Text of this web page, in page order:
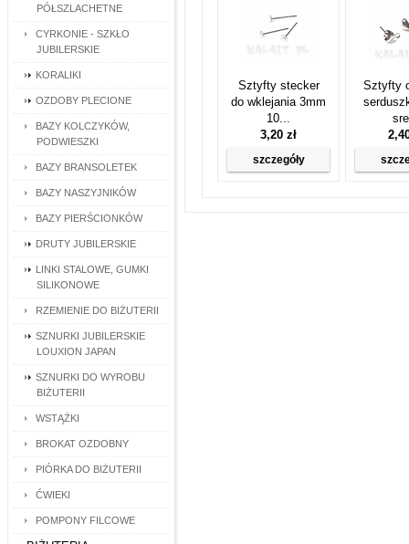
PÓŁSZLACHETNE
CYRKONIE - SZKŁO
JUBILERSKIE
KORALIKI
OZDOBY PLECIONE
BAZY KOLCZYKÓW,
PODWIESZKI
BAZY BRANSOLETEK
BAZY NASZYJNIKÓW
BAZY PIERŚCIONKÓW
DRUTY JUBILERSKIE
LINKI STALOWE, GUMKI
SILIKONOWE
RZEMIENIE DO BIŻUTERII
SZNURKI JUBILERSKIE
LOUXION JAPAN
SZNURKI DO WYROBU
BIŻUTERII
WSTĄŻKI
BROKAT OZDOBNY
PIÓRKA DO BIŻUTERII
ĆWIEKI
POMPONY FILCOWE
Sztyfty stecker
do wklejania 3mm
10...
3,20 zł
szczegóły
Sztyfty